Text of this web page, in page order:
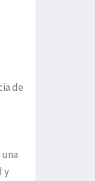
de
y